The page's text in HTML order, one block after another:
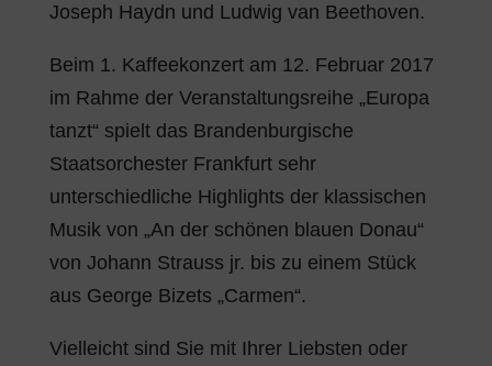
Joseph Haydn und Ludwig van Beethoven.
Beim 1. Kaffeekonzert am 12. Februar 2017
im Rahme der Veranstaltungsreihe „Europa
tanzt“ spielt das Brandenburgische
Staatsorchester Frankfurt sehr
unterschiedliche Highlights der klassischen
Musik von „An der schönen blauen Donau“
von Johann Strauss jr. bis zu einem Stück
aus George Bizets „Carmen“.
Vielleicht sind Sie mit Ihrer Liebsten oder